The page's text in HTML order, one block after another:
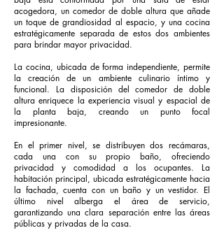
acogedora, un comedor de doble altura que añade
un toque de grandiosidad al espacio, y una cocina
estratégicamente separada de estos dos ambientes
para brindar mayor privacidad.
La cocina, ubicada de forma independiente, permite
la creación de un ambiente culinario íntimo y
funcional. La disposición del comedor de doble
altura enriquece la experiencia visual y espacial de
la planta baja, creando un punto focal
impresionante.
En el primer nivel, se distribuyen dos recámaras,
cada una con su propio baño, ofreciendo
privacidad y comodidad a los ocupantes. La
habitación principal, ubicada estratégicamente hacia
la fachada, cuenta con un baño y un vestidor. El
último nivel alberga el área de servicio,
garantizando una clara separación entre las áreas
públicas y privadas de la casa.